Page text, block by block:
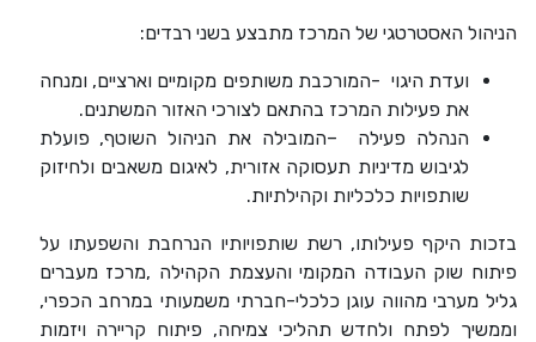
הניהול האסטרטגי של המרכז מתבצע בשני רבדים:
ועדת היגוי -המורכבת משותפים מקומיים וארציים, ומנחה
את פעילות המרכז בהתאם לצורכי האזור המשתנים.
הנהלה פעילה
–המובילה את הניהול השוטף, פועלת
לגיבוש מדיניות תעסוקה אזורית, לאיגום משאבים ולחיזוק
שותפויות כלכליות וקהילתיות.
בזכות היקף פעילותו, רשת שותפויותיו הנרחבת והשפעתו על
פיתוח שוק העבודה המקומי והעצמת הקהילה ,מרכז מעברים
גליל מערבי מהווה עוגן כלכלי-חברתי משמעותי במרחב הכפרי,
וממשיך לפתח ולחדש תהליכי צמיחה, פיתוח קריירה ויזמות